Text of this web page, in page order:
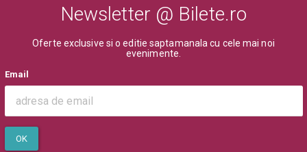
Newsletter @ Bilete.ro
Oferte exclusive si o editie saptamanala cu cele mai noi
evenimente.
Email
OK